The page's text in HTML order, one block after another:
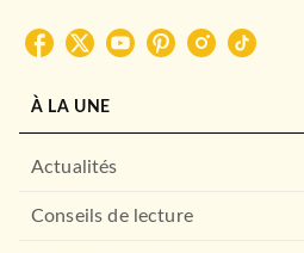
LE LIVRE DE POCHE
À LA UNE
Actualités
Conseils de lecture